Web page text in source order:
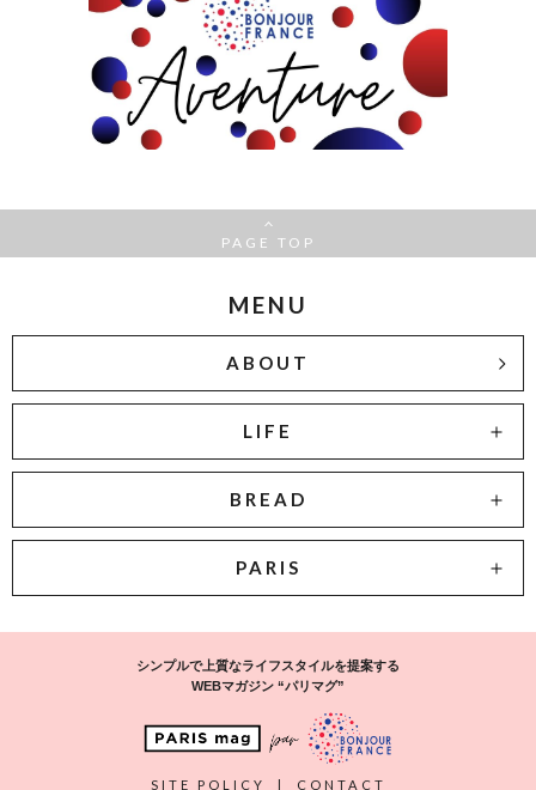
PAGE TOP
MENU
ABOUT
LIFE
BREAD
PARIS
シンプルで上質なライフスタイルを提案する
WEBマガジン “パリマグ”
SITE POLICY | CONTACT